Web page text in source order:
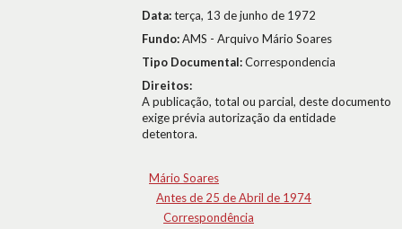
Data:terça, 13 de junho de 1972
Fundo:AMS - Arquivo Mário Soares
Tipo Documental:Correspondencia
Direitos:
A publicação, total ou parcial, deste documento
exige prévia autorização da entidade
detentora.
Mário Soares
Antes de 25 de Abril de 1974
Correspondência